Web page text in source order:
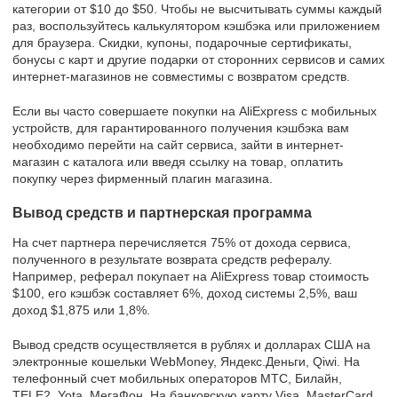
категории от $10 до $50. Чтобы не высчитывать суммы каждый
раз, воспользуйтесь калькулятором кэшбэка или приложением
для браузера. Скидки, купоны, подарочные сертификаты,
бонусы с карт и другие подарки от сторонних сервисов и самих
интернет-магазинов не совместимы с возвратом средств.
Если вы часто совершаете покупки на AliExpress с мобильных
устройств, для гарантированного получения кэшбэка вам
необходимо перейти на сайт сервиса, зайти в интернет-
магазин с каталога или введя ссылку на товар, оплатить
покупку через фирменный плагин магазина.
Вывод средств и партнерская программа
На счет партнера перечисляется 75% от дохода сервиса,
полученного в результате возврата средств рефералу.
Например, реферал покупает на AliExpress товар стоимость
$100, его кэшбэк составляет 6%, доход системы 2,5%, ваш
доход $1,875 или 1,8%.
Вывод средств осуществляется в рублях и долларах США на
электронные кошельки WebMoney, Яндекс.Деньги, Qiwi. На
телефонный счет мобильных операторов МТС, Билайн,